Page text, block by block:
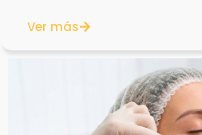
Ver más